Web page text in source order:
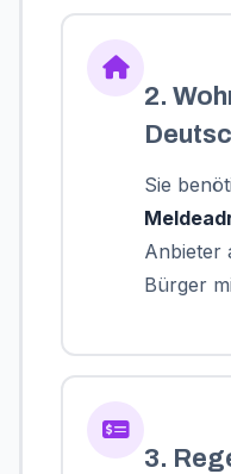
2.
Sie
Anbieter
Bürger
3.